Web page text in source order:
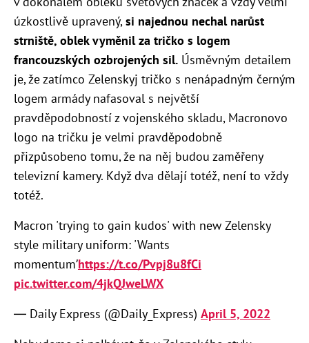
úzkostlivě upravený,si najednou nechal narůst
strniště, oblek vyměnil za tričko s logem
francouzských ozbrojených sil. Úsměvným detailem
je, že zatímco Zelenskyj tričko s nenápadným černým
logem armády nafasoval s největší
pravděpodobností z vojenského skladu, Macronovo
logo na tričku je velmi pravděpodobně
přizpůsobeno tomu, že na něj budou zaměřeny
televizní kamery. Když dva dělají totéž, není to vždy
totéž.
Macron 'trying to gain kudos' with new Zelensky
style military uniform: 'Wants
momentum’https://t.co/Pvpj8u8fCi
pic.twitter.com/4jkQJweLWX
— Daily Express (@Daily_Express) April 5, 2022